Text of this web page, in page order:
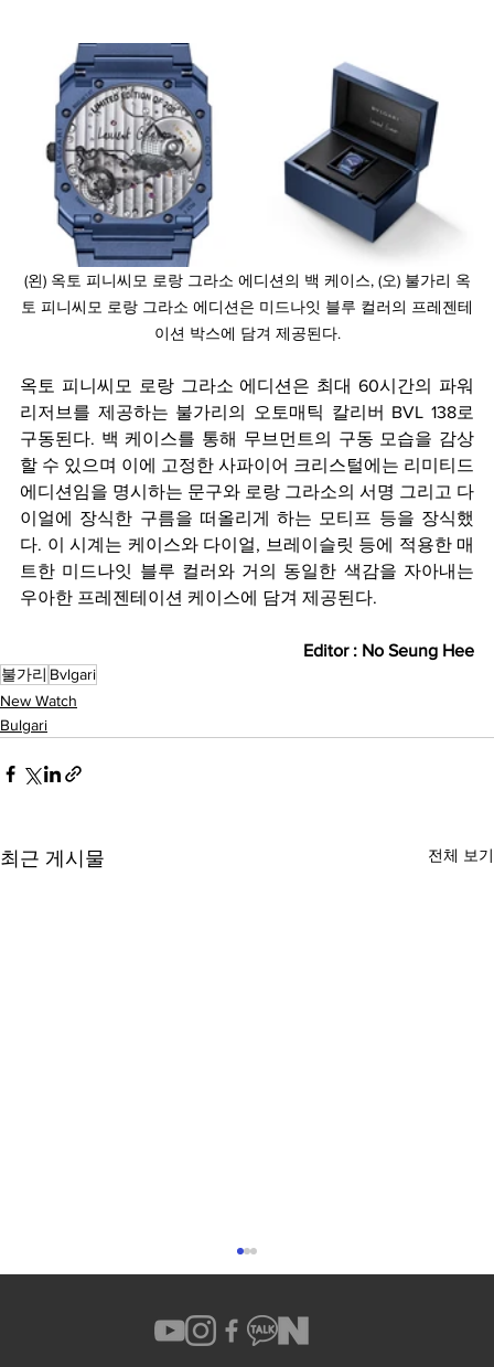
(왼) 옥토 피니씨모 로랑 그라소 에디션의 백 케이스, (오) 불가리 옥
토 피니씨모 로랑 그라소 에디션은 미드나잇 블루 컬러의 프레젠테
이션 박스에 담겨 제공된다.
옥토 피니씨모 로랑 그라소 에디션은 최대 60시간의 파워
리저브를 제공하는 불가리의 오토매틱 칼리버 BVL 138로
구동된다. 백 케이스를 통해 무브먼트의 구동 모습을 감상
할 수 있으며 이에 고정한 사파이어 크리스털에는 리미티드
에디션임을 명시하는 문구와 로랑 그라소의 서명 그리고 다
이얼에 장식한 구름을 떠올리게 하는 모티프 등을 장식했
다. 이 시계는 케이스와 다이얼, 브레이슬릿 등에 적용한 매
트한 미드나잇 블루 컬러와 거의 동일한 색감을 자아내는
우아한 프레젠테이션 케이스에 담겨 제공된다.
Editor : No Seung Hee
불가리 Bvlgari
New Watch
Bulgari
최근 게시물 전체 보기